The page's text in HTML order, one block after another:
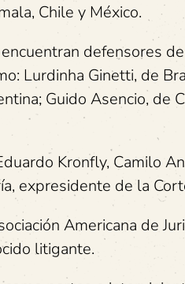
Chile y México.
defensores
Lurdinha Ginetti, de
Guido Asencio, de
Kronfly, Camilo
expresidente de la
Americana de
litigante.